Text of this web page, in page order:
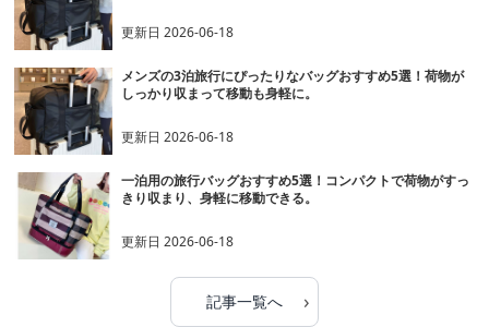
更新日2026-06-18
メンズの3泊旅行にぴったりなバッグおすすめ5選！荷物が
しっかり収まって移動も身軽に。
更新日2026-06-18
一泊用の旅行バッグおすすめ5選！コンパクトで荷物がすっ
きり収まり、身軽に移動できる。
更新日2026-06-18
記事一覧へ ›